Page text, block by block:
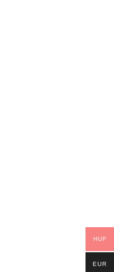
HUF
EUR